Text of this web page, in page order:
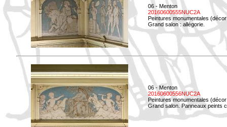
06 - Menton
20160600555NUC2A
Peintures monumentales
Grand salon : allégorie.
06 - Menton
20160600556NUC2A
Peintures monumentales
Grand salon. Panneaux peints